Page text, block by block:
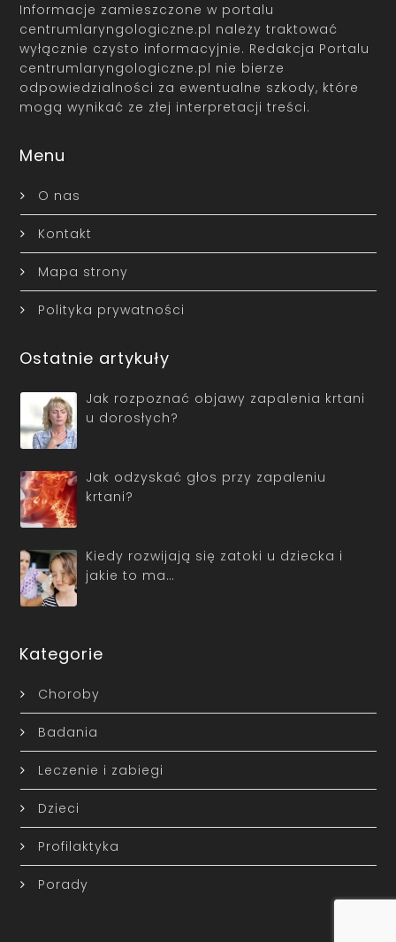
Informacje zamieszczone w portalu
centrumlaryngologiczne.pl należy traktować
wyłącznie czysto informacyjnie. Redakcja Portalu
centrumlaryngologiczne.pl nie bierze
odpowiedzialności za ewentualne szkody, które
mogą wynikać ze złej interpretacji treści.
Menu
O nas
Kontakt
Mapa strony
Polityka prywatności
Ostatnie artykuły
Jak rozpoznać objawy zapalenia krtani
u dorosłych?
Jak odzyskać głos przy zapaleniu
krtani?
Kiedy rozwijają się zatoki u dziecka i
jakie to ma…
Kategorie
Choroby
Badania
Leczenie i zabiegi
Dzieci
Profilaktyka
Porady